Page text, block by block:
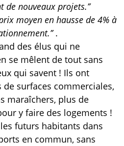
nouveaux projets.’’
moyen en hausse de 4% à
.
des élus qui ne
se mêlent de tout sans
qui savent ! Ils ont
surfaces commerciales,
maraîchers, plus de
y faire des logements !
les futurs habitants dans
en commun, sans